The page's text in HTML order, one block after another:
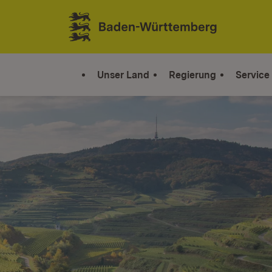
Zum Inhalt springen
Link zur Startseite
Unser Land Regierung Service